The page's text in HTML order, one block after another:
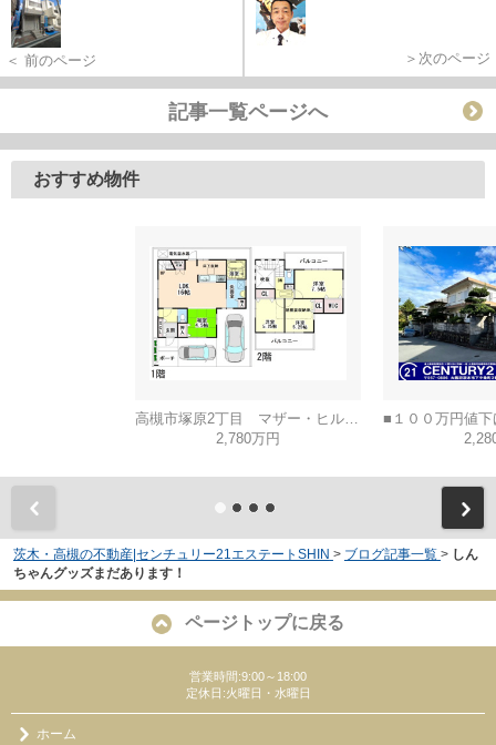
＜ 前のページ ＞次のページ
記事一覧ページへ
おすすめ物件
2,780万円
茨木・高槻の不動産|センチュリー21エステートSHIN > ブログ記事一覧 > しん
ちゃんグッズまだあります！
ページトップに戻る
営業時間:9:00～18:00
定休日:火曜日・水曜日
ホーム